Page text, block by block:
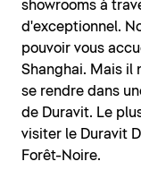
showrooms à
d'exceptionnel.
pouvoir vous
Shanghai. Mais il
se rendre dans
de Duravit. Le
visiter le Duravit
Forêt-Noire.